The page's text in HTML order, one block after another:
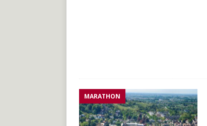
MARATHON